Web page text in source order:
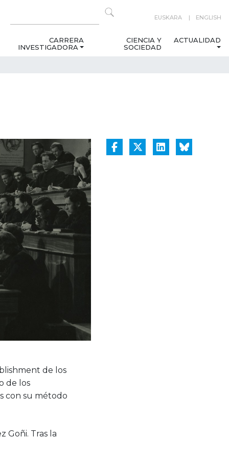
EUSKARA ENGLISH
CARRERA
INVESTIGADORA
CIENCIA Y
SOCIEDAD
ACTUALIDAD
de los
de los
con su método
Goñi. Tras la